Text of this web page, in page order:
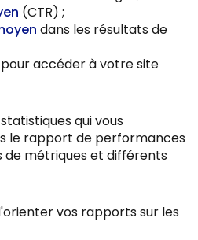
(CTR) ;
dans les résultats de
pour accéder à votre site
qui vous
le rapport de performances
de métriques et différents
vos rapports sur les